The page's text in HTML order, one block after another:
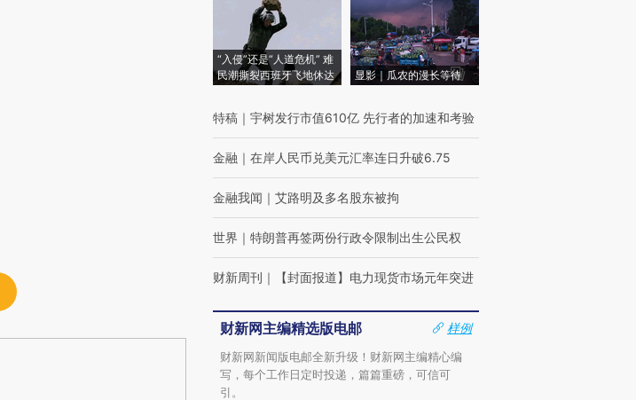
“入侵”还是“人道危机” 难
民潮撕裂西班牙飞地休达
显影｜瓜农的漫长等待
特稿 ｜ 宇树发行市值610亿 先行者的加速和考验
金融 ｜ 在岸人民币兑美元汇率连日升破6.75
金融我闻 ｜ 艾路明及多名股东被拘
世界 ｜ 特朗普再签两份行政令限制出生公民权
财新周刊 ｜ 【封面报道】电力现货市场元年突进
财新网主编精选版电邮
样例
财新网新闻版电邮全新升级！财新网主编精心编
写，每个工作日定时投递，篇篇重磅，可信可
引。